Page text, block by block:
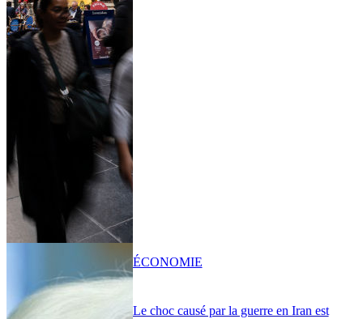
Le choc causé par la guerre en Iran est
ÉCONOMIE